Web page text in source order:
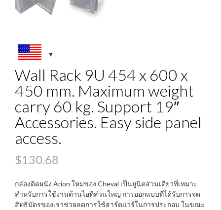
Wall Rack 9U 454 x 600 x
450 mm. Maximum weight
carry 60 kg. Support 19″
Accessories. Easy side panel
access.
$130.68
กล่องติดผนัง Arion ใหม่ของ Cheval เป็นยูนิตส่วนเดียวที่เหมาะ
สำหรับการใช้งานด้านไอทีส่วนใหญ่ การออกแบบที่ได้รับการจด
สิทธิบัตรของเราช่วยลดการใช้ฮาร์ดแวร์ในการประกอบ ในขณะ